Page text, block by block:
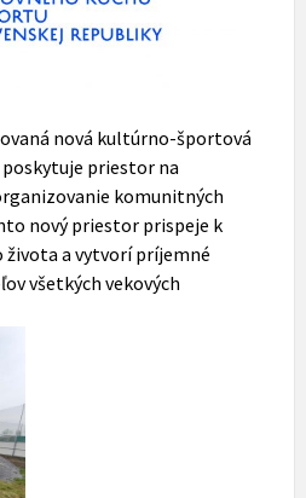
nová kultúrno-športová
priestor na
komunitných
nový priestor prispeje k
života a vytvorí príjemné
všetkých vekových